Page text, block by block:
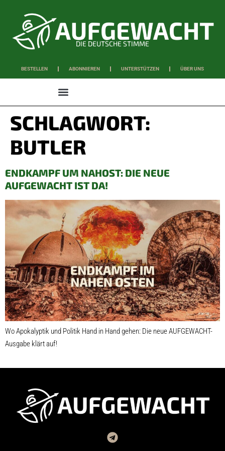
DIE DEUTSCHE STIMME
BESTELLEN ABONNIEREN UNTERSTÜTZEN ÜBER UNS
SCHLAGWORT:
BUTLER
ENDKAMPF UM NAHOST: DIE NEUE
AUFGEWACHT IST DA!
Wo Apokalyptik und Politik Hand in Hand gehen: Die neue AUFGEWACHT-
Ausgabe klärt auf!